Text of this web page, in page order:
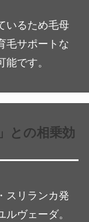
いるため毛母
毛サポートな
です。
との相乗効
スリランカ発
ヴェーダ。